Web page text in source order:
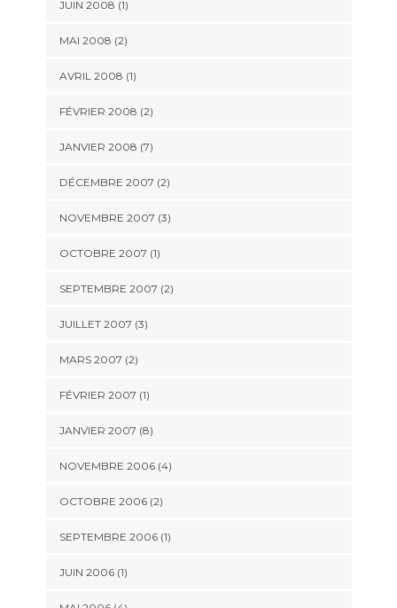
JUIN 2008 (1)
MAI 2008 (2)
AVRIL 2008 (1)
FÉVRIER 2008 (2)
JANVIER 2008 (7)
DÉCEMBRE 2007 (2)
NOVEMBRE 2007 (3)
OCTOBRE 2007 (1)
SEPTEMBRE 2007 (2)
JUILLET 2007 (3)
MARS 2007 (2)
FÉVRIER 2007 (1)
JANVIER 2007 (8)
NOVEMBRE 2006 (4)
OCTOBRE 2006 (2)
SEPTEMBRE 2006 (1)
JUIN 2006 (1)